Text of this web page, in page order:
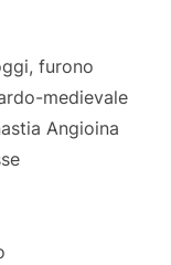
furono
medievale
Angioina